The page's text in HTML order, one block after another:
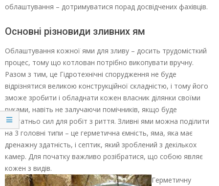
облаштування – дотримуватися порад досвідчених фахівців.
Основні різновиди зливних ям
Облаштування кожної ями для зливу – досить трудомісткий
процес, тому що котлован потрібно викопувати вручну.
Разом з тим, це Гідротехнічні спорудження не буде
відрізнятися великою конструкційної складністю, і тому його
зможе зробити і обладнати кожен власник ділянки своїми
руками, навіть не залучаючи помічників, якщо буде
достатньо сил для робіт з риття. Зливні ями можна поділити
на 3 головні типи – це герметична ємність, яма, яка має
дренажну здатність, і септик, який зроблений з декількох
камер. Для початку важливо розібратися, що собою являє
кожен з видів.
Герметичну